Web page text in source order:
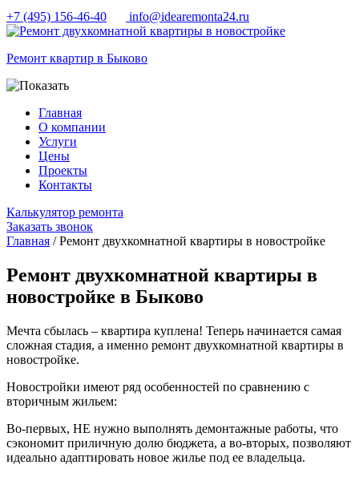
+7 (495) 156-46-40 info@idearemonta24.ru
Ремонт квартир в Быково
Главная
О компании
Услуги
Цены
Проекты
Контакты
Калькулятор ремонта
Заказать звонок
Главная / Ремонт двухкомнатной квартиры в новостройке
Ремонт двухкомнатной квартиры в
новостройке в Быково
Мечта сбылась – квартира куплена! Теперь начинается самая
сложная стадия, а именно ремонт двухкомнатной квартиры в
новостройке.
Новостройки имеют ряд особенностей по сравнению с
вторичным жильем:
Во-первых, НЕ нужно выполнять демонтажные работы, что
сэкономит приличную долю бюджета, а во-вторых, позволяют
идеально адаптировать новое жилье под ее владельца.